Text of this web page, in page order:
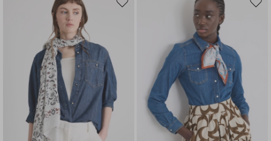
Sposta